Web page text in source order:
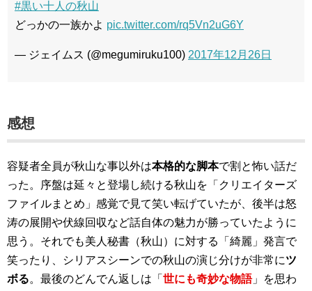
#黒い十人の秋山
どっかの一族かよ pic.twitter.com/rq5Vn2uG6Y
— ジェイムス (@megumiruku100) 2017年12月26日
感想
容疑者全員が秋山な事以外は本格的な脚本で割と怖い話だ
った。序盤は延々と登場し続ける秋山を「クリエイターズ
ファイルまとめ」感覚で見て笑い転げていたが、後半は怒
涛の展開や伏線回収など話自体の魅力が勝っていたように
思う。それでも美人秘書（秋山）に対する「綺麗」発言で
笑ったり、シリアスシーンでの秋山の演じ分けが非常にツ
ボる。最後のどんでん返しは「 世にも奇妙な物語」を思わ